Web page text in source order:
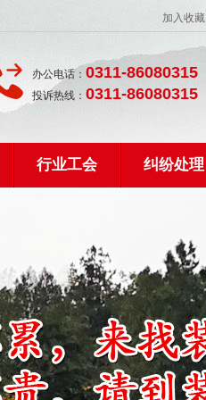
加入收藏
办公电话： 0311-86080315
投诉热线： 0311-86080315
行业工会 纠纷处理